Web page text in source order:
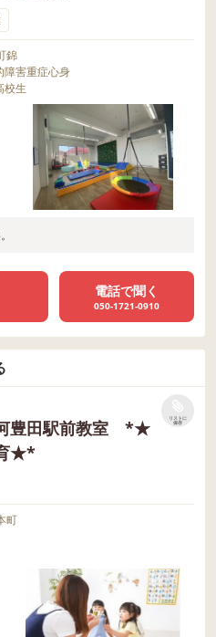
錦
障害重症心身
校生
電話で聞く
050-1721-0910
豊田駅前教室 *★
★*
リストに
保存
町